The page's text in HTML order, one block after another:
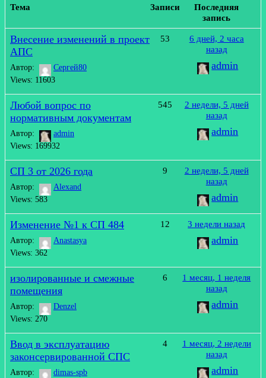
Тема Записи
Последняя
запись
Внесение изменений в проект
АПС
Автор:
Сергей80
Views: 11603
53
6 дней, 2 часа
назад
admin
Любой вопрос по
нормативным документам
Автор:
admin
Views: 169932
545
2 недели, 5 дней
назад
admin
СП 3 от 2026 года
Автор:
Alexand
Views: 583
9
2 недели, 5 дней
назад
admin
Изменение №1 к СП 484
Автор:
Anastasya
Views: 362
12 3 недели назад
admin
изолированные и смежные
помещения
Автор:
Denzel
Views: 270
6
1 месяц, 1 неделя
назад
admin
Ввод в эксплуатацию
законсервированной СПС
Автор:
dimas-spb
4
1 месяц, 2 недели
назад
admin